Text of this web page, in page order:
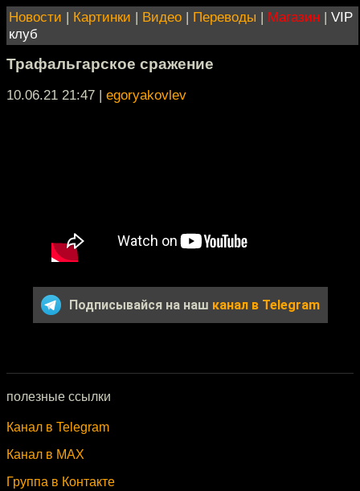
Новости | Картинки | Видео | Переводы | Магазин | VIP
клуб
Трафальгарское сражение
10.06.21 21:47 | egoryakovlev
Подписывайся на наш канал в Telegram
полезные ссылки
Канал в Telegram
Канал в MAX
Группа в Контакте